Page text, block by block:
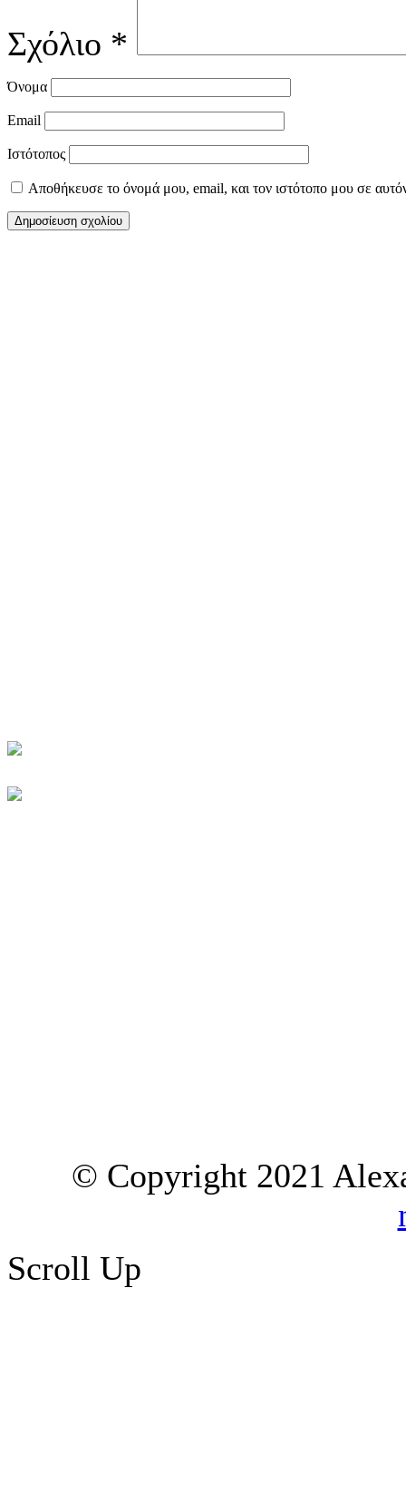
Σχόλιο *
Όνομα
Email
Ιστότοπος
Αποθήκευσε το όνομά μου, email, και τον ιστότοπο μου σε
© Copyright 2021
Scroll Up